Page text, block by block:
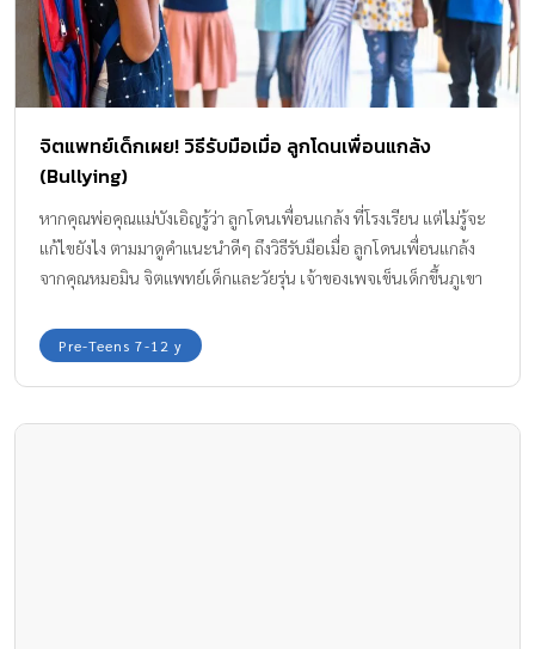
จิตแพทย์เด็กเผย! วิธีรับมือเมื่อ ลูกโดนเพื่อนแกล้ง
(Bullying)
หากคุณพ่อคุณแม่บังเอิญรู้ว่า ลูกโดนเพื่อนแกล้ง ที่โรงเรียน แต่ไม่รู้จะ
แก้ไขยังไง ตามมาดูคำแนะนำดีๆ ถึงวิธีรับมือเมื่อ ลูกโดนเพื่อนแกล้ง
จากคุณหมอมิน จิตแพทย์เด็กและวัยรุ่น เจ้าของเพจเข็นเด็กขึ้นภูเขา
Pre-Teens 7-12 y